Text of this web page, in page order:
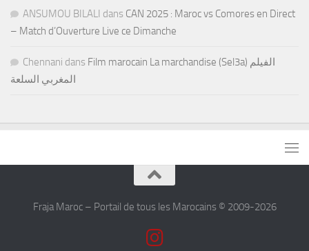
ANSUMOU BILALI dans CAN 2025 : Maroc vs Comores en Direct
– Match d’Ouverture Live ce Dimanche
Chennani dans Film marocain La marchandise (Sel3a) الفيلم
المغربي السلعة
Fraja Maroc – Portail de tous les Marocains © 2009-2026